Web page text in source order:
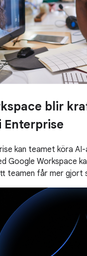
blir
Enterprise
kan teamet köra
Google Workspace
teamen får mer gjort